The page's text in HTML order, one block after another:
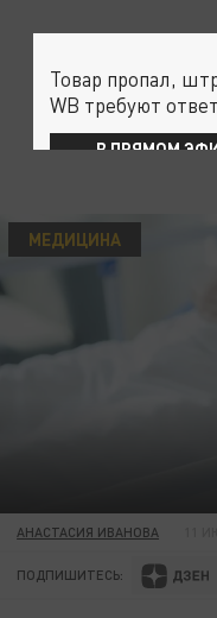
МЕДИЦИНА
АНАСТАСИЯ ИВАНОВА
ПОДПИШИТЕСЬ:
Товар пропал,
WB требуют
В ПРЯМОМ